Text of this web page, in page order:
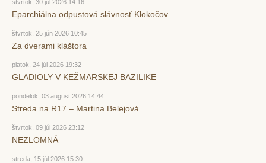
štvrtok, 30 júl 2026 14:16
Eparchiálna odpustová slávnosť Klokočov
štvrtok, 25 jún 2026 10:45
Za dverami kláštora
piatok, 24 júl 2026 19:32
GLADIOLY V KEŽMARSKEJ BAZILIKE
pondelok, 03 august 2026 14:44
Streda na R17 – Martina Belejová
štvrtok, 09 júl 2026 23:12
NEZLOMNÁ
streda, 15 júl 2026 15:30